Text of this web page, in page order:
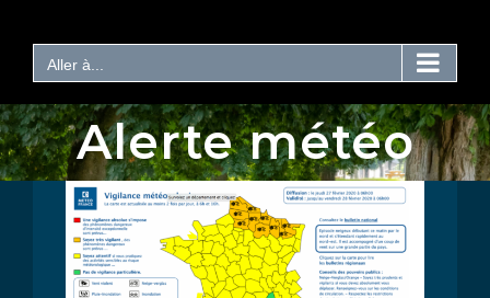
contenuAller à...
Alerte météo